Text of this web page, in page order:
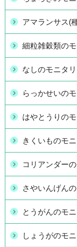
アマランサス(
細粒雑穀類の
なしのモニタ
らっかせいの
はやとうりの
きくいものモ
コリアンダー
さやいんげん
とうがんのモ
しょうがのモ